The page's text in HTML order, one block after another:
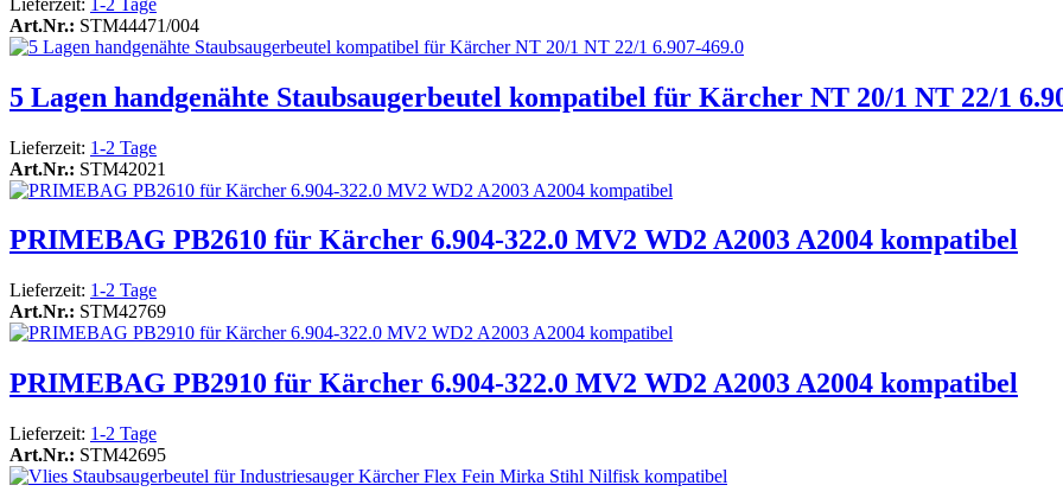
Art.Nr.: STM44471/004
5 Lagen handgenähte Staubsaugerbeutel kompatibel für Kärcher NT 20/1 NT 22/1
Lieferzeit: 1-2 Tage
Art.Nr.: STM42021
PRIMEBAG PB2610 für Kärcher 6.904-322.0 MV2 WD2 A2003 A2004 kompatibel
Lieferzeit: 1-2 Tage
Art.Nr.: STM42769
PRIMEBAG PB2910 für Kärcher 6.904-322.0 MV2 WD2 A2003 A2004 kompatibel
Lieferzeit: 1-2 Tage
Art.Nr.: STM42695